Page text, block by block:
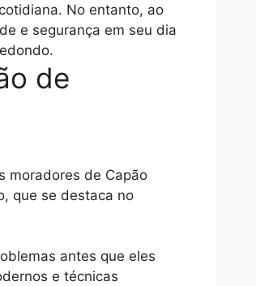
No entanto, ao
e segurança em seu dia
de
moradores de Capão
que se destaca no
antes que eles
e técnicas